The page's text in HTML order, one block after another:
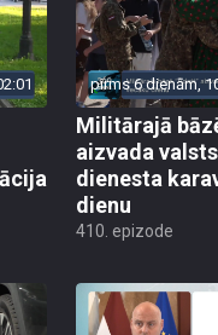
pirms 6 dienām,
Militārajā
aizvada
dienesta
dienu
410. epizode